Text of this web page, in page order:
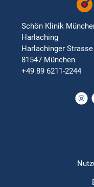
Schön Klinik
Harlaching
Harlachinger Strasse
81547 München
+49 89 6211-2244